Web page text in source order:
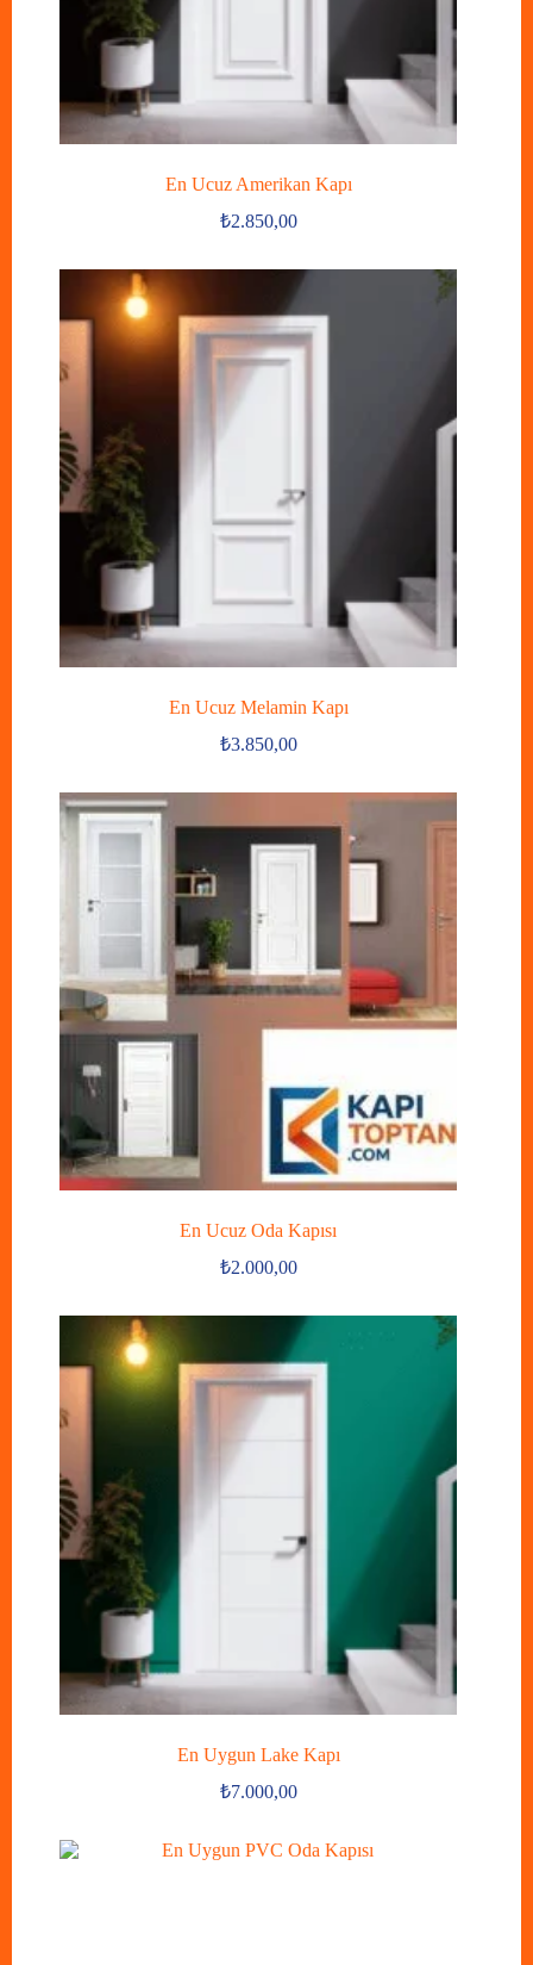
En Ucuz Amerikan Kapı
₺2.850,00
En Ucuz Melamin Kapı
₺3.850,00
En Ucuz Oda Kapısı
₺2.000,00
En Uygun Lake Kapı
₺7.000,00